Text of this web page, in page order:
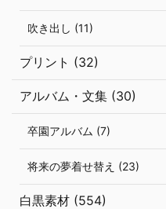
吹き出し (11)
プリント (32)
アルバム・文集 (30)
卒園アルバム (7)
将来の夢着せ替え (23)
白黒素材 (554)